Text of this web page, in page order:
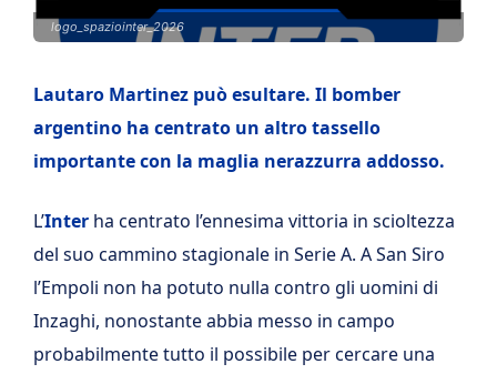
logo_spaziointer_2026
Lautaro Martinez può esultare. Il bomber
argentino ha centrato un altro tassello
importante con la maglia nerazzurra addosso.
L’Inter ha centrato l’ennesima vittoria in scioltezza
del suo cammino stagionale in Serie A. A San Siro
l’Empoli non ha potuto nulla contro gli uomini di
Inzaghi, nonostante abbia messo in campo
probabilmente tutto il possibile per cercare una